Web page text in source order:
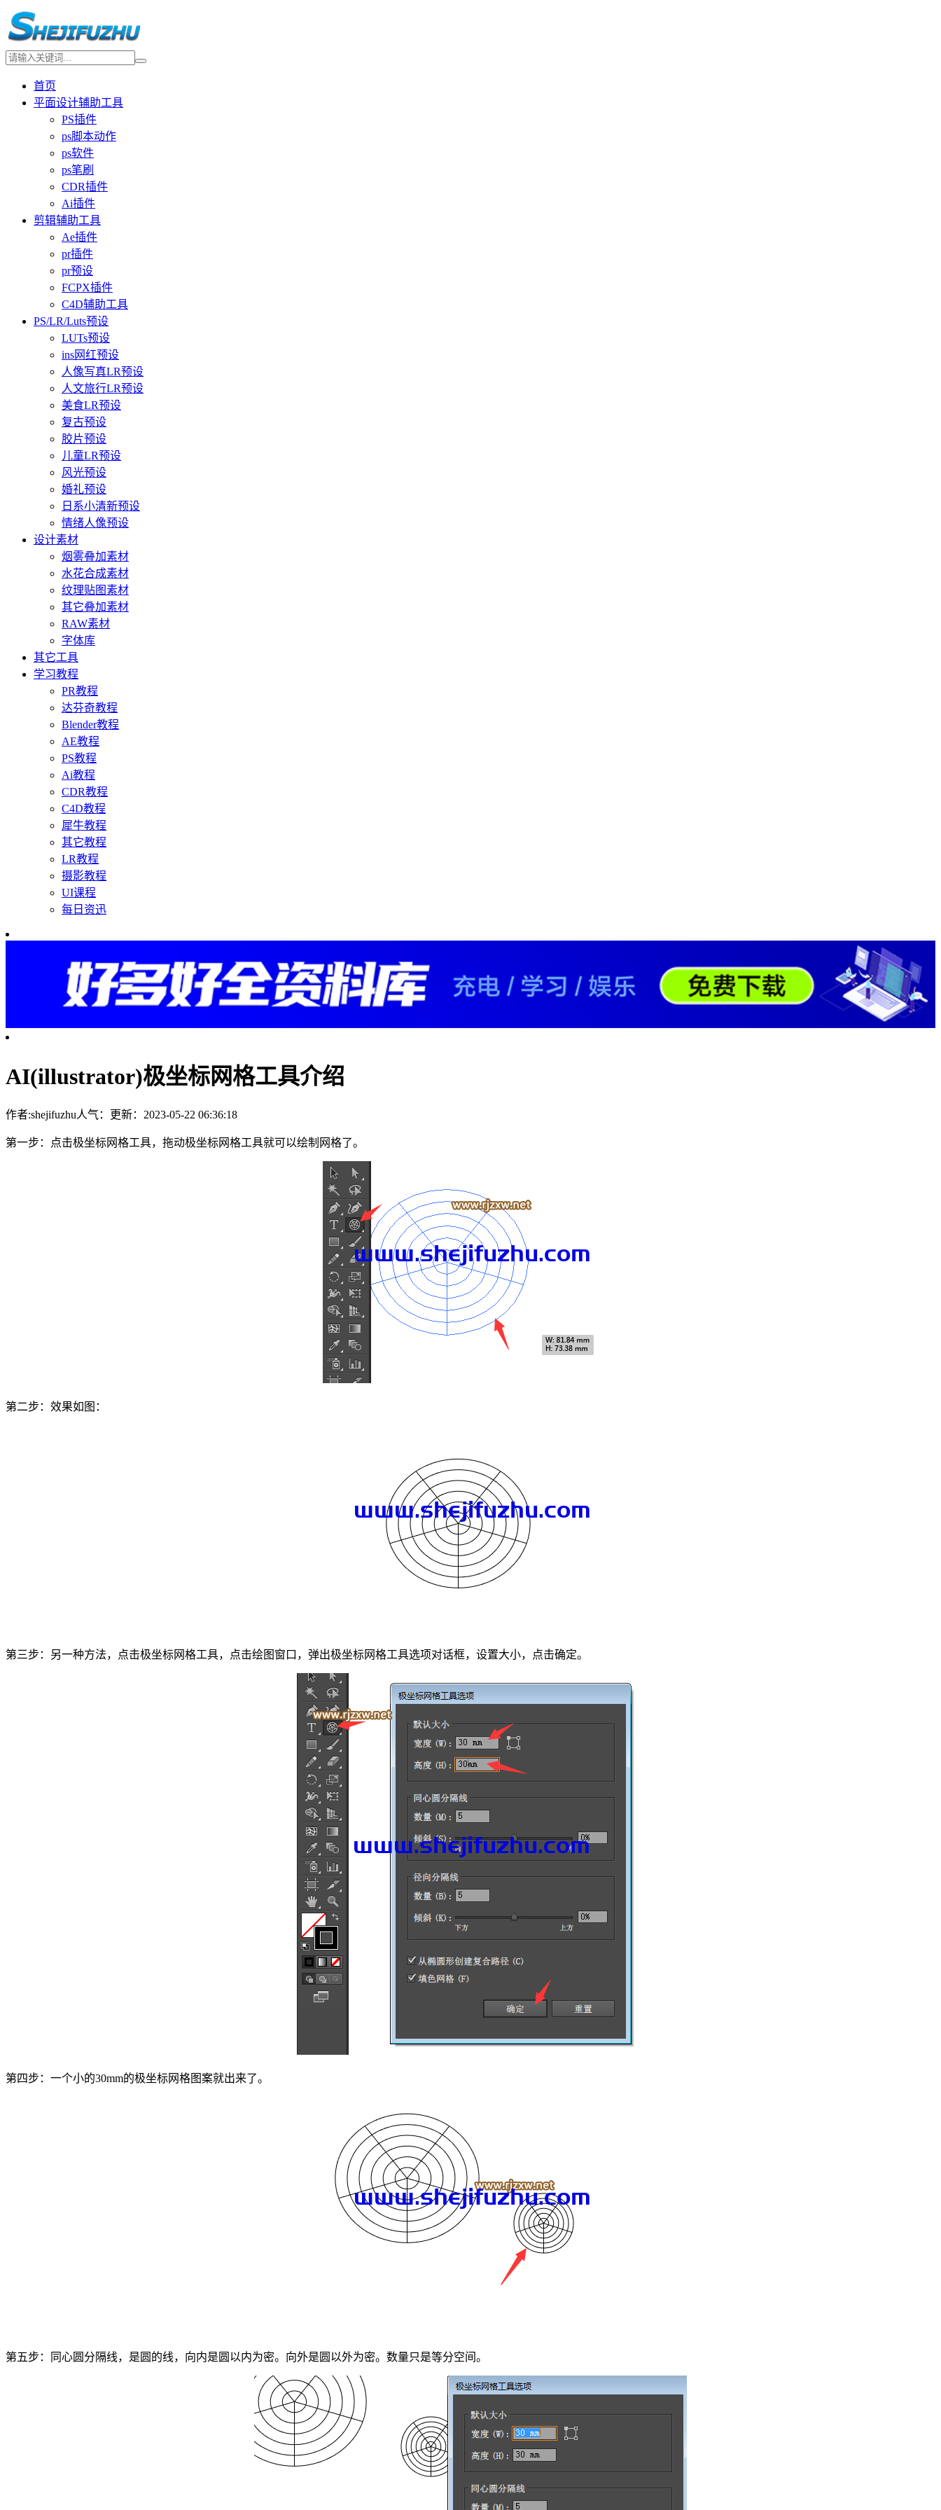
首页
平面设计辅助工具
PS插件
ps脚本动作
ps软件
ps笔刷
CDR插件
Ai插件
剪辑辅助工具
Ae插件
pr插件
pr预设
FCPX插件
C4D辅助工具
PS/LR/Luts预设
LUTs预设
ins网红预设
人像写真LR预设
人文旅行LR预设
美食LR预设
复古预设
胶片预设
儿童LR预设
风光预设
婚礼预设
日系小清新预设
情绪人像预设
设计素材
烟雾叠加素材
水花合成素材
纹理贴图素材
其它叠加素材
RAW素材
字体库
其它工具
学习教程
PR教程
达芬奇教程
Blender教程
AE教程
PS教程
Ai教程
CDR教程
C4D教程
犀牛教程
其它教程
LR教程
摄影教程
UI课程
每日资迅
AI(illustrator)极坐标网格工具介绍
作者:shejifuzhu人气： 更新：2023-05-22 06:36:18
第一步：点击极坐标网格工具，拖动极坐标网格工具就可以绘制网格了。
第二步：效果如图：
第三步：另一种方法，点击极坐标网格工具，点击绘图窗口，弹出极坐标网格工具选项对话框，设置大小，点击确定。
第四步：一个小的30mm的极坐标网格图案就出来了。
第五步：同心圆分隔线，是圆的线，向内是圆以内为密。向外是圆以外为密。数量只是等分空间。